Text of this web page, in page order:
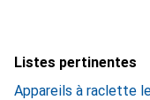
Listes pertinentes
Appareils à raclette